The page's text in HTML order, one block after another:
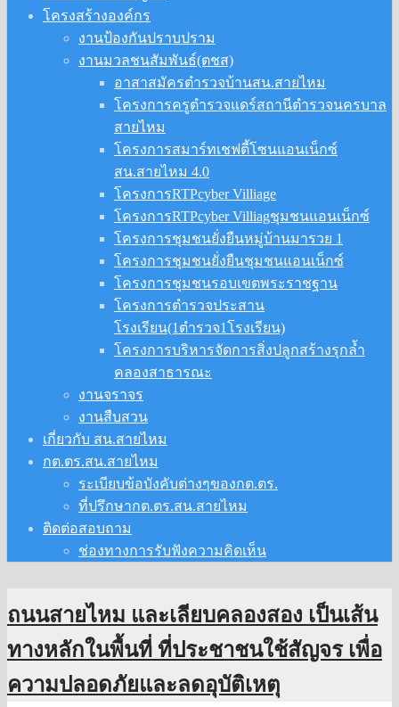
โครงสร้างองค์กร
งานป้องกันปราบปราม
งานมวลชนสัมพันธ์(ตชส)
อาสาสมัครตำรวจบ้านสน.สายไหม
โครงการครูตำรวจแดร์สถานีตำรวจนครบาล
สายไหม
โครงการสมาร์ทเชฟตี้โซนแอนเน็กซ์
สน.สายไหม 4.0
โครงการRTPcyber Villiage
โครงการRTPcyber Villiagชุมชนแอนเน็กซ์
โครงการชุมชนยั่งยืนหมู่บ้านมารวย 1
โครงการชุมชนยั่งยืนชุมชนแอนเน็กซ์
โครงการชุมชนรอบเขตพระราชฐาน
โครงการตำรวจประสาน
โรงเรียน(1ตำรวจ1โรงเรียน)
โครงการบริหารจัดการสิ่งปลูกสร้างรุกล้ำ
คลองสาธารณะ
งานจราจร
งานสืบสวน
เกี่ยวกับ สน.สายไหม
กต.ตร.สน.สายไหม
ระเบียบข้อบังคับต่างๆของกต.ตร.
ที่ปรึกษากต.ตร.สน.สายไหม
ติดต่อสอบถาม
ช่องทางการรับฟังความคิดเห็น
ถนนสายไหม และเลียบคลองสอง เป็นเส้น
ทางหลักในพื้นที่ ที่ประชาชนใช้สัญจร เพื่อ
ความปลอดภัยและลดอุบัติเหตุ